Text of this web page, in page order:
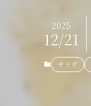
2025
12/21
サラダ